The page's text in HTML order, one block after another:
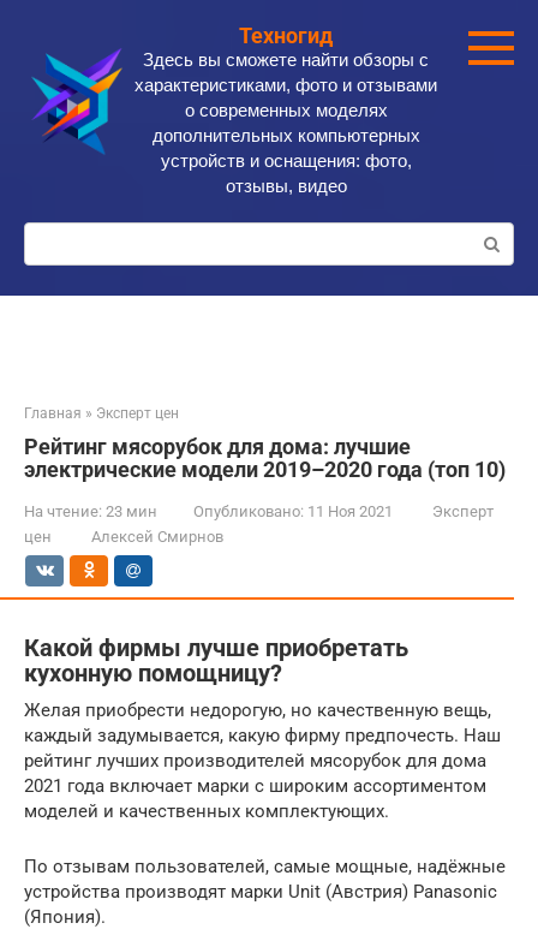
контенту
Техногид
Здесь вы сможете найти обзоры с
характеристиками, фото и отзывами
о современных моделях
дополнительных компьютерных
устройств и оснащения: фото,
отзывы, видео
Поиск:
Главная » Эксперт цен
Рейтинг мясорубок для дома: лучшие
электрические модели 2019–2020 года (топ 10)
На чтение: 23 мин Опубликовано: 11 Ноя 2021
Эксперт
цен
Алексей Смирнов
Какой фирмы лучше приобретать
кухонную помощницу?
Желая приобрести недорогую, но качественную вещь,
каждый задумывается, какую фирму предпочесть. Наш
рейтинг лучших производителей мясорубок для дома
2021 года включает марки с широким ассортиментом
моделей и качественных комплектующих.
По отзывам пользователей, самые мощные, надёжные
устройства производят марки Unit (Австрия) Panasonic
(Япония).